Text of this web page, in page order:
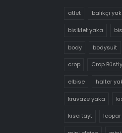
atlet balıkçı
bisiklet yaka
body bodysuit
crop Crop
elbise halter
kruvaze yaka
kısa tayt